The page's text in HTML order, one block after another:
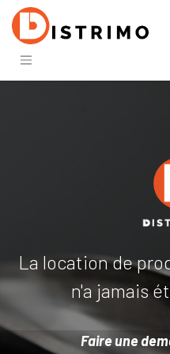
La location de
n'a jamais
Faire une